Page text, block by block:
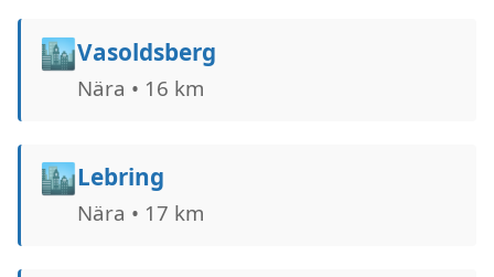
🏙️Vasoldsberg
Nära • 16 km
🏙️Lebring
Nära • 17 km